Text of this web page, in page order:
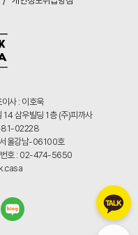
사 : 이호욱
삼우빌딩 1층 (주)피까사
81-02228
울강남-06100호
호 : 02-474-5650